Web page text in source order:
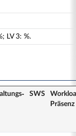
LV 3: %.
SWS
Präsenz